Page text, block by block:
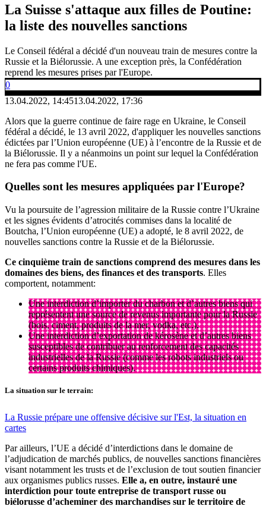
La Suisse s'attaque aux filles de Poutine:
la liste des nouvelles sanctions
Le Conseil fédéral a décidé d'un nouveau train de mesures contre la
Russie et la Biélorussie. A une exception près, la Confédération
reprend les mesures prises par l'Europe.
0
13.04.2022, 14:4513.04.2022, 17:36
Alors que la guerre continue de faire rage en Ukraine, le Conseil
fédéral a décidé, le 13 avril 2022, d'appliquer les nouvelles sanctions
édictées par l’Union européenne (UE) à l’encontre de la Russie et de
la Biélorussie. Il y a néanmoins un point sur lequel la Confédération
ne fera pas comme l'UE.
Quelles sont les mesures appliquées par l'Europe?
Vu la poursuite de l’agression militaire de la Russie contre l’Ukraine
et les signes évidents d’atrocités commises dans la localité de
Boutcha, l’Union européenne (UE) a adopté, le 8 avril 2022, de
nouvelles sanctions contre la Russie et de la Biélorussie.
Ce cinquième train de sanctions comprend des mesures dans les
domaines des biens, des finances et des transports. Elles
comportent, notamment:
Une interdiction d’importer du charbon et d’autres biens qui
représentent une source de revenus importante pour la Russie
(bois, ciment, produits de la mer, vodka, etc.).
Une interdiction d’exportation de kérosène et d’autres biens
susceptibles de contribuer au renforcement des capacités
industrielles de la Russie (comme les robots industriels ou
certains produits chimiques).
La situation sur le terrain:
La Russie prépare une offensive décisive sur l'Est, la situation en
cartes
Par ailleurs, l’UE a décidé d’interdictions dans le domaine de
l’adjudication de marchés publics, de nouvelles sanctions financières
visant notamment les trusts et de l’exclusion de tout soutien financier
aux organismes publics russes. Elle a, en outre, instauré une
interdiction pour toute entreprise de transport russe ou
biélorusse d’acheminer des marchandises sur le territoire de